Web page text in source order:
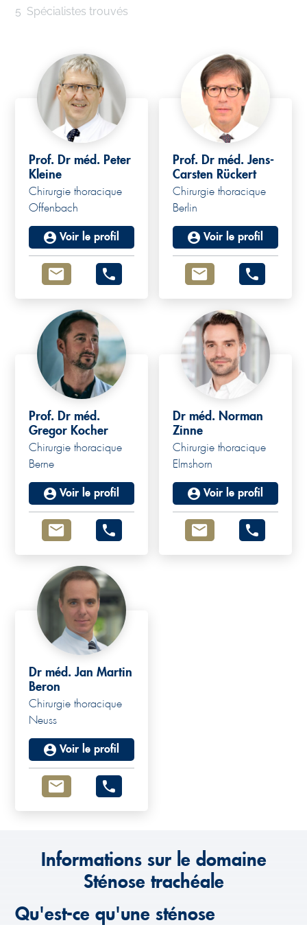
5 Spécialistes trouvés
Prof. Dr méd. Peter
Kleine
Chirurgie thoracique
Offenbach
Voir le profil
Prof. Dr méd. Jens-
Carsten Rückert
Chirurgie thoracique
Berlin
Voir le profil
Prof. Dr méd.
Gregor Kocher
Chirurgie thoracique
Berne
Voir le profil
Dr méd. Norman
Zinne
Chirurgie thoracique
Elmshorn
Voir le profil
Dr méd. Jan Martin
Beron
Chirurgie thoracique
Neuss
Voir le profil
Informations sur le domaine
Sténose trachéale
Qu'est-ce qu'une sténose